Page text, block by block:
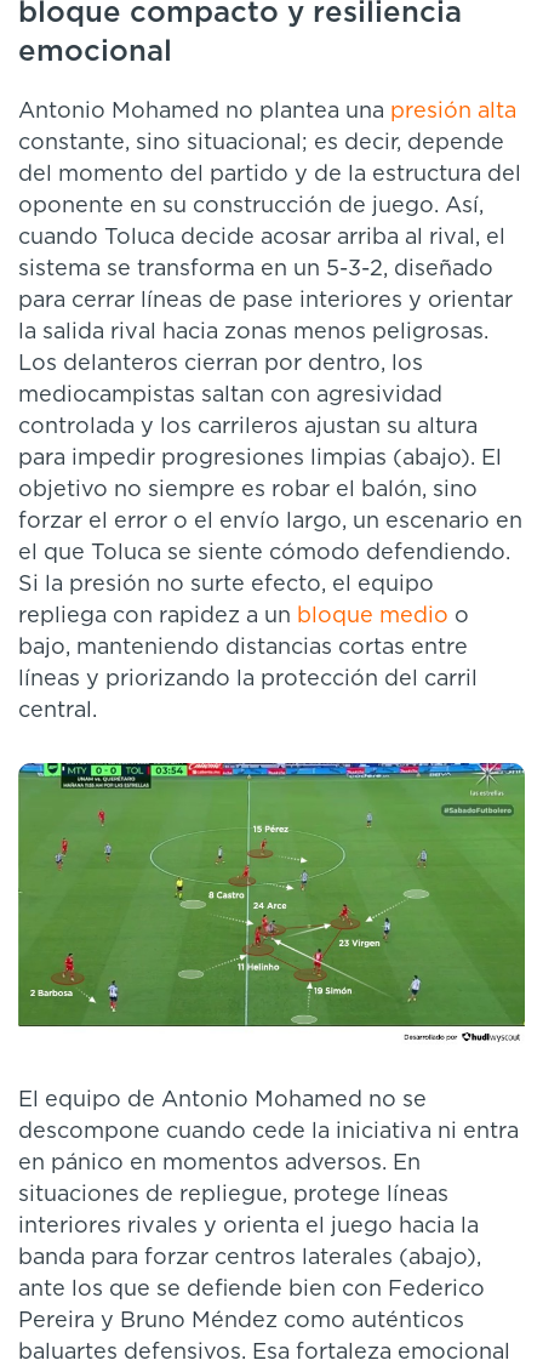
bloque compacto y resiliencia
emocional
Antonio Mohamed no plantea una presión alta
constante, sino situacional; es decir, depende
del momento del partido y de la estructura del
oponente en su construcción de juego. Así,
cuando Toluca decide acosar arriba al rival, el
sistema se transforma en un 5-3-2, diseñado
para cerrar líneas de pase interiores y orientar
la salida rival hacia zonas menos peligrosas.
Los delanteros cierran por dentro, los
mediocampistas saltan con agresividad
controlada y los carrileros ajustan su altura
para impedir progresiones limpias (abajo). El
objetivo no siempre es robar el balón, sino
forzar el error o el envío largo, un escenario en
el que Toluca se siente cómodo defendiendo.
Si la presión no surte efecto, el equipo
repliega con rapidez a un bloque medio o
bajo, manteniendo distancias cortas entre
líneas y priorizando la protección del carril
central.
El equipo de Antonio Mohamed no se
descompone cuando cede la iniciativa ni entra
en pánico en momentos adversos. En
situaciones de repliegue, protege líneas
interiores rivales y orienta el juego hacia la
banda para forzar centros laterales (abajo),
ante los que se defiende bien con Federico
Pereira y Bruno Méndez como auténticos
baluartes defensivos. Esa fortaleza emocional